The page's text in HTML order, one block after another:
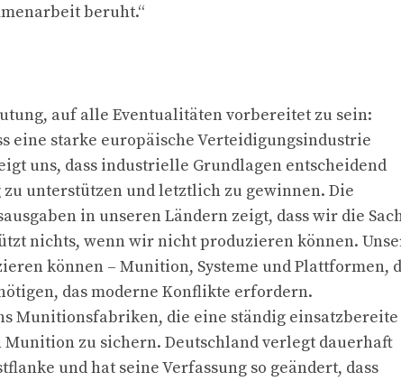
beruht.“
auf alle Eventualitäten vorbereitet zu sein:
eine starke europäische Verteidigungsindustrie
uns, dass industrielle Grundlagen entscheidend
unterstützen und letztlich zu gewinnen. Die
in unseren Ländern zeigt, dass wir die
nichts, wenn wir nicht produzieren können.
können – Munition, Systeme und Plattformen,
das moderne Konflikte erfordern.
Munitionsfabriken, die eine ständig einsatzbereite
zu sichern. Deutschland verlegt dauerhaft
und hat seine Verfassung so geändert, dass